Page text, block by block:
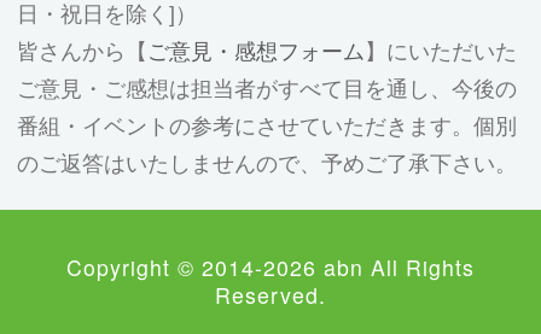
日・祝日を除く]）
皆さんから【 ご意見・感想フォーム 】にいただいた
ご意見・ご感想は担当者がすべて目を通し、今後の
番組・イベントの参考にさせていただきます。個別
のご返答はいたしませんので、予めご了承下さい。
Copyright © 2014-2026 abn All Rights
Reserved.